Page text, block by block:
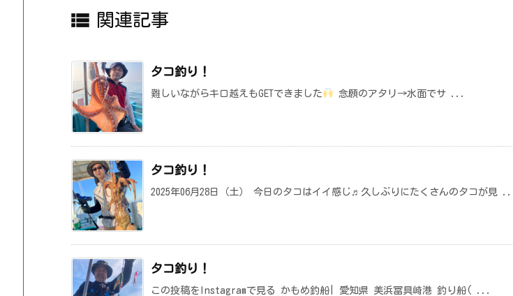
 関連記事
タコ釣り！
難しいながらキロ越えもGETできました 念願のアタリ→水面でサ ...
タコ釣り！
2025年06月28日（土） 今日のタコはイイ感じ♬久しぶりにたくさんのタコが見 ...
タコ釣り！
この投稿をInstagramで見る かもめ釣船| 愛知県 美浜冨具崎港 釣り船( ...